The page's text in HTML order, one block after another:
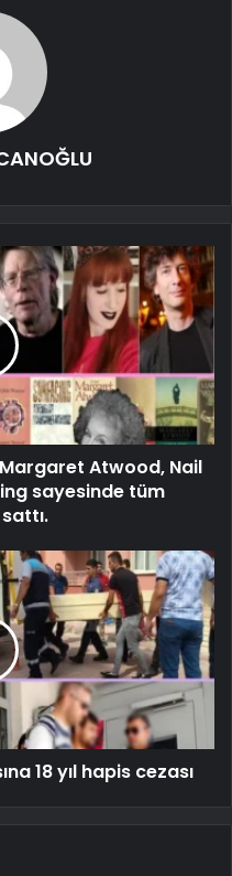
Atwood, Nail
sayesinde tüm
18 yıl hapis cezası